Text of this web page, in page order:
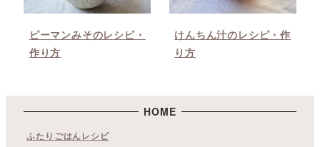
ピーマンみそのレシピ・
作り方
けんちん汁のレシピ・作
り方
HOME
ふたりごはんレシピ